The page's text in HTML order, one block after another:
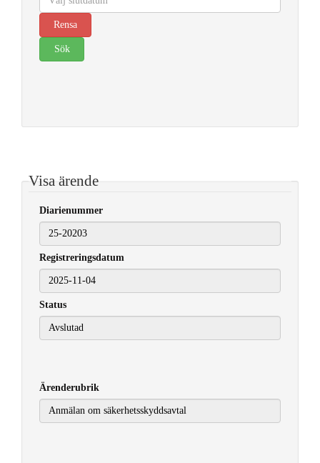
Visa ärende
Diarienummer
Registreringsdatum
2025-11-04
Status
Ärenderubrik